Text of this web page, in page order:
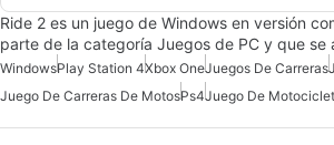
Ride 2 es un juego de Windows en versión
parte de la categoría Juegos de PC y que se
WindowsPlay Station 4Xbox OneJuegos De Carreras
Juego De Carreras De MotosPs4Juego De